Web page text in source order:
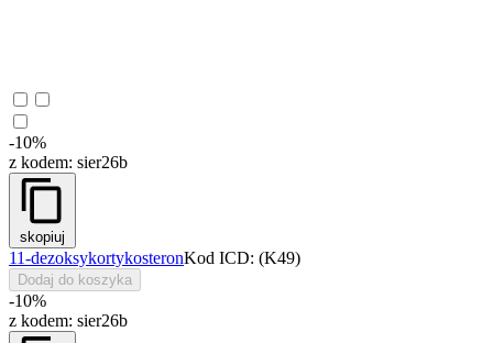
-10%
z kodem: sier26b
skopiuj
11-dezoksykortykosteronKod ICD: (K49)
Dodaj do koszyka
-10%
z kodem: sier26b